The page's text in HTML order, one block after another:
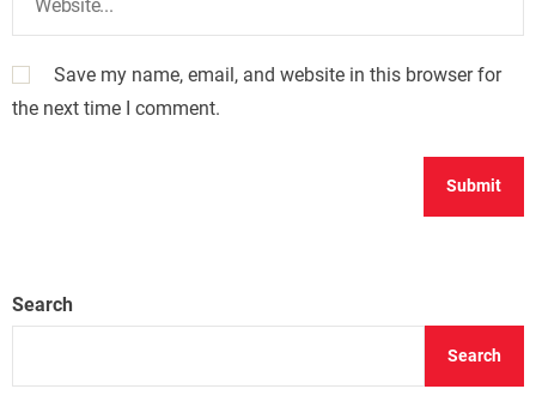
Save my name, email, and website in this browser for
the next time I comment.
Search
Search